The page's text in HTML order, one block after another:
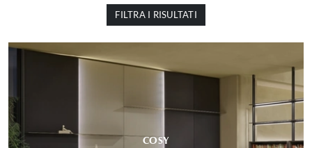
FILTRA I RISULTATI
COSY